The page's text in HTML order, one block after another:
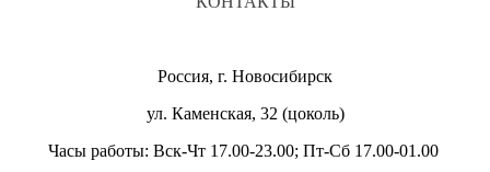
Россия, г. Новосибирск
ул. Каменская, 32 (цоколь)
Часы работы: Вск-Чт 17.00-23.00; Пт-Сб 17.00-01.00